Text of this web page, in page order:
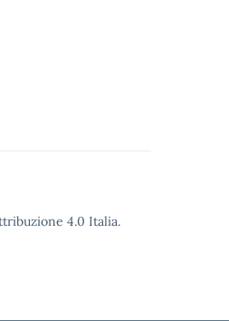
4.0 Italia.